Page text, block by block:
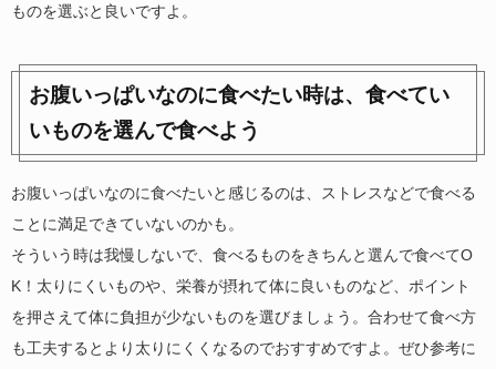
ものを選ぶと良いですよ。
お腹いっぱいなのに食べたい時は、食べてい
いものを選んで食べよう
お腹いっぱいなのに食べたいと感じるのは、ストレスなどで食べる
ことに満足できていないのかも。
そういう時は我慢しないで、食べるものをきちんと選んで食べてO
K！太りにくいものや、栄養が摂れて体に良いものなど、ポイント
を押さえて体に負担が少ないものを選びましょう。合わせて食べ方
も工夫するとより太りにくくなるのでおすすめですよ。ぜひ参考に